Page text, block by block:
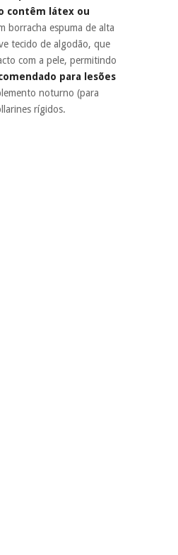
contêm látex ou
borracha espuma de alta
tecido de algodão, que
com a pele, permitindo
para lesões
noturno (para
rígidos.